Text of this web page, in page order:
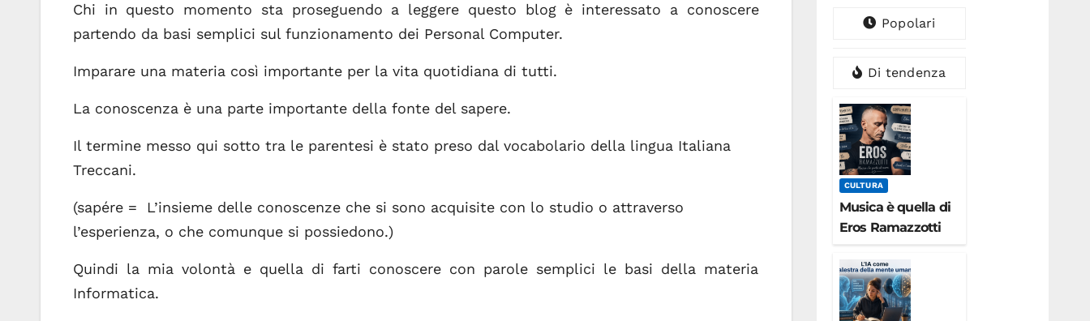
Chi in questo momento sta proseguendo a leggere questo blog è interessato a conoscere
partendo da basi semplici sul funzionamento dei Personal Computer.
Imparare una materia così importante per la vita quotidiana di tutti.
La conoscenza è una parte importante della fonte del sapere.
Il termine messo qui sotto tra le parentesi è stato preso dal vocabolario della lingua Italiana
Treccani.
(sapére = L’insieme delle conoscenze che si sono acquisite con lo studio o attraverso
l’esperienza, o che comunque si possiedono.)
Quindi la mia volontà e quella di farti conoscere con parole semplici le basi della materia
Informatica.
Popolari
Di tendenza
CULTURA
Musica è quella di
Eros Ramazzotti